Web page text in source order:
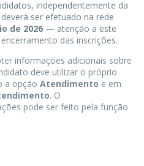
independentemente da
ser efetuado na rede
de 2026 — atenção a este
das inscrições.
informações adicionais sobre
deve utilizar o próprio
a opção Atendimento e em
. O
pode ser feito pela função